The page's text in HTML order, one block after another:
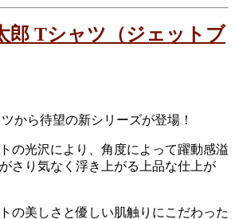
郎 Tシャツ（ジェットブ
から待望の新シリーズが登場！
の光沢により、角度によって躍動感溢
さり気なく浮き上がる上品な仕上が
の美しさと優しい肌触りにこだわった